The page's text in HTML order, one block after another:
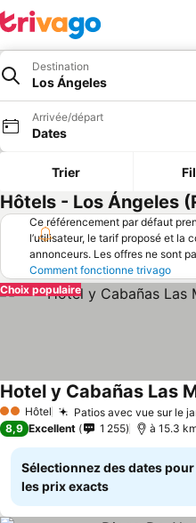
Destination
Los Ángeles
Arrivée/départ
Dates
Trier
Hôtels - Los Ángeles
Ce référencement par défaut
l’utilisateur, le tarif proposé et la
annonceurs. Les offres ne sont
Comment fonctionne trivago
Choix populaire
2 Étoiles
Hôtel Patios avec vue sur le
8,9 Excellent 1 255 à 15.3
Sélectionnez des dates
les prix exacts